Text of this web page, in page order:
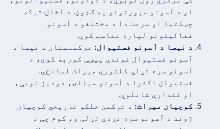
او د آسونو سپورتونو په ګډون. د اخال-تیکه
چټکتیا او سرعت دا د مختلفو د آسونو
فعالیتونو لپاره مناسب کوي.
د نیسا د آسونو فستیوال: ترکمنستان د نیسا د
آسونو فستیوال غوندې پیښې کوربه کوي، د
آسونو سره تړلي کلتوري میراث لمانځي.
فستیوال اکثرا د آسونو سیالۍ، دودیز لوبې،
او نندارې شاملوي.
کوچیان میراث: د ترکمن خلکو تاریخي کوچیان
ژوند د آسونو سره نږدې تړلی و، کوم چې د